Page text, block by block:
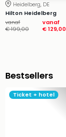
Heidelberg, DE
Hilton Heidelberg
vanaf
€ 199,00
vanaf
€ 129,00
Bestsellers
Ticket + hotel